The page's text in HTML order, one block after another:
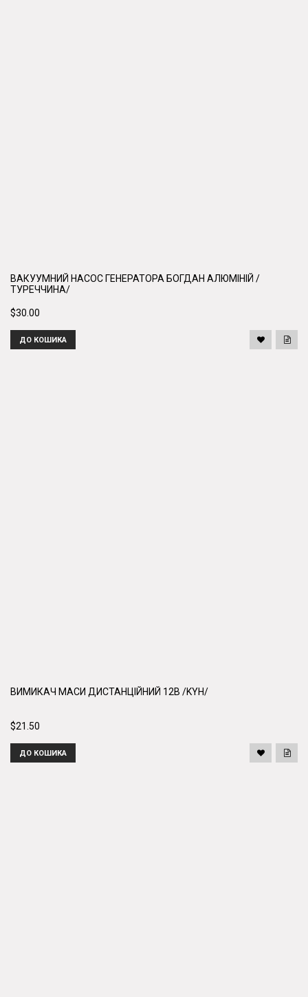
ВАКУУМНИЙ НАСОС ГЕНЕРАТОРА БОГДАН АЛЮМІНІЙ /
ТУРЕЧЧИНА/
$30.00
ДО КОШИКА
ВИМИКАЧ МАСИ ДИСТАНЦІЙНИЙ 12В /KYH/
$21.50
ДО КОШИКА